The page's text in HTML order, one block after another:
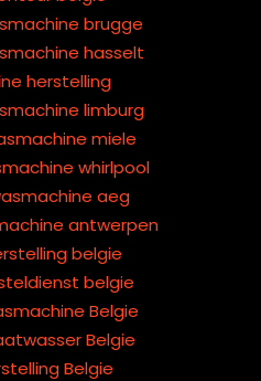
brugge
hasselt
herstelling
limburg
miele
whirlpool
aeg
antwerpen
belgie
belgie
Belgie
Belgie
Belgie